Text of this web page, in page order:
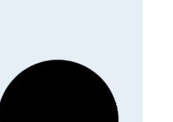
SEMENCE LUZERNE
MEDITERRANEENNE BIO
28,00 TTC